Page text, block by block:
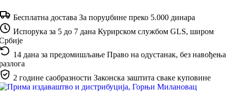
Бесплатна достава За поруџбине преко 5.000 динара
Испорука за 5 до 7 дана Курирском службом GLS, широм
14 дана за предомишљање Право на одустанак, без навођења
2 године саобразности Законска заштита сваке куповине